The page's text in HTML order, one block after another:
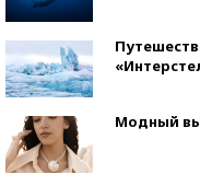
Модный